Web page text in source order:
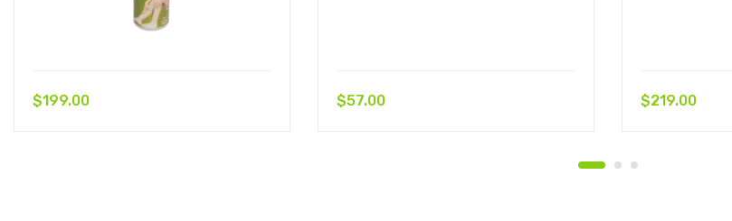
$199.00 $57.00 $219.00